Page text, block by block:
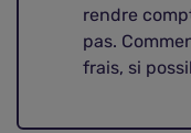
rendre
pas.
frais, si